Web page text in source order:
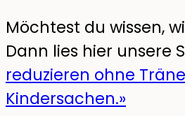
Möchtest du wissen,
Dann lies hier unsere
reduzieren ohne
Kindersachen.»